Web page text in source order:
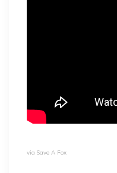
via Save A Fox